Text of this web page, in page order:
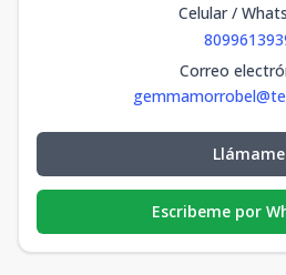
Celular /
Correo
Llámame
Escribeme por